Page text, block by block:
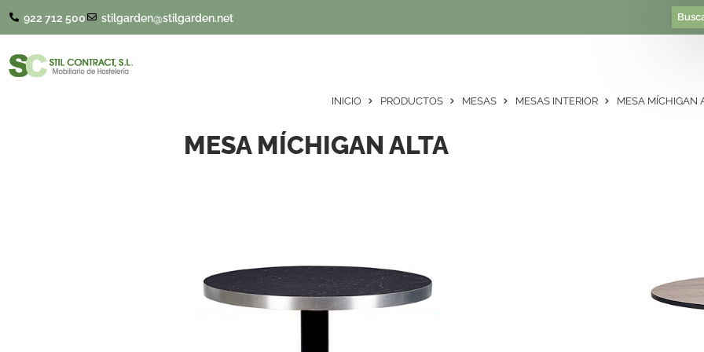
922 712 500 stilgarden@stilgarden.net
INICIO PRODUCTOS MESAS MESAS INTERIOR MESA MÍCHIGAN
MESA MÍCHIGAN ALTA